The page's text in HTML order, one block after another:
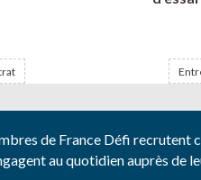
de France Défi recrutent
au quotidien auprès de